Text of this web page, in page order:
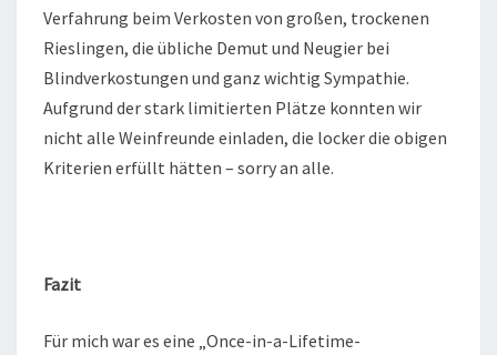
Verfahrung beim Verkosten von großen, trockenen
Rieslingen, die übliche Demut und Neugier bei
Blindverkostungen und ganz wichtig Sympathie.
Aufgrund der stark limitierten Plätze konnten wir
nicht alle Weinfreunde einladen, die locker die obigen
Kriterien erfüllt hätten – sorry an alle.
Fazit
Für mich war es eine „Once-in-a-Lifetime-